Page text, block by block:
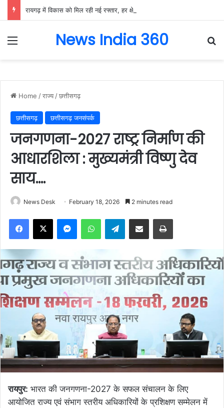
Menu News India 360
Home /राज्य /छत्तीसगढ़
छत्तीसगढ़ छत्तीसगढ़ जनसंपर्क
जनगणना-2027 राष्ट्र निर्माण की
आधारशिला : मुख्यमंत्री विष्णु देव
साय….
News Desk February 18, 2026 2 minutes read
Facebook
X MessengerWhatsAppTelegramShare via Email Print
रायपुर: भारत की जनगणना-2027 के सफल संचालन के लिए
आयोजित राज्य एवं संभाग स्तरीय अधिकारियों के प्रशिक्षण सम्मेलन में